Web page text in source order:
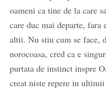
oameni ca tine de la care
care duc mai departe, fara
altii. Nu stiu cum se face,
norocoasa, cred ca e
purtata de instinct inspre
creat niste repere in